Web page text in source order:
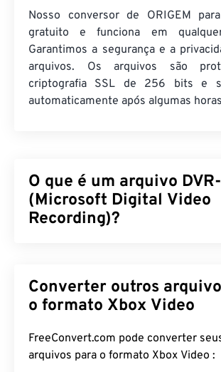
Nosso conversor de ORIGEM
gratuito e funciona em
Garantimos a segurança e a
arquivos. Os arquivos são
criptografia SSL de 256 bits e
automaticamente após algumas
O que é um arquivo
(Microsoft Digital Video
Recording)?
da gravação de conteúdo televisivo
Stream Buffer Engine (SBE). O DVR-
armazenar gravações de TV
produtos Microsoft. Em 2008 (com o
Converter outros
o formato Xbox Video
FreeConvert.com pode converter
arquivos para o formato Xbox Video :